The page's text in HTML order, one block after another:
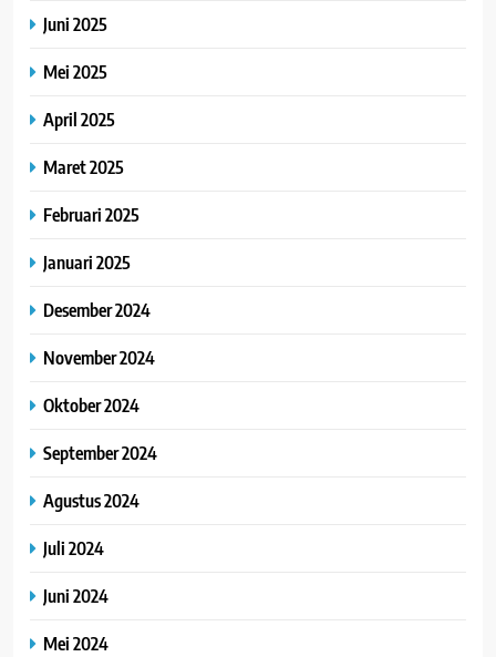
Juni 2025
Mei 2025
April 2025
Maret 2025
Februari 2025
Januari 2025
Desember 2024
November 2024
Oktober 2024
September 2024
Agustus 2024
Juli 2024
Juni 2024
Mei 2024